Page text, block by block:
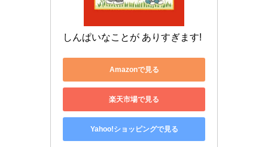
しんぱいなことが ありすぎます!
Amazonで見る
楽天市場で見る
Yahoo!ショッピングで見る